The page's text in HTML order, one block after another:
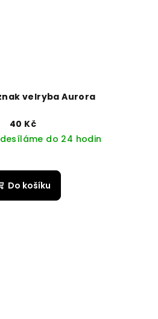
velryba Aurora
40 Kč
do 24 hodin
Do košíku